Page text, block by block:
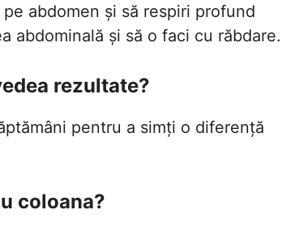
abdomen și să respiri profund
abdominală și să o faci cu răbdare.
rezultate?
pentru a simți o diferență
coloana?